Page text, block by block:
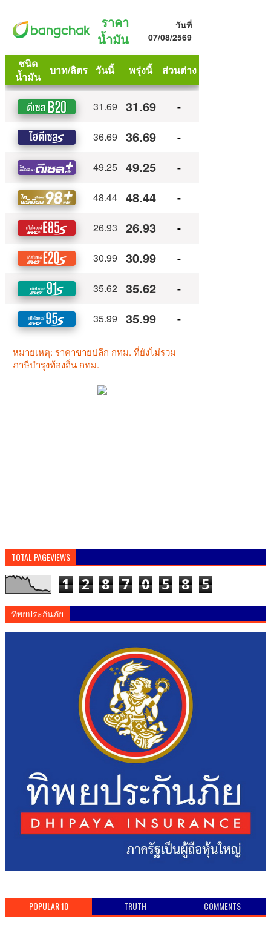
TOTAL PAGEVIEWS
1 2 8 7 0 5 8 5
ทิพยประกันภัย
POPULAR 10 TRUTH COMMENTS